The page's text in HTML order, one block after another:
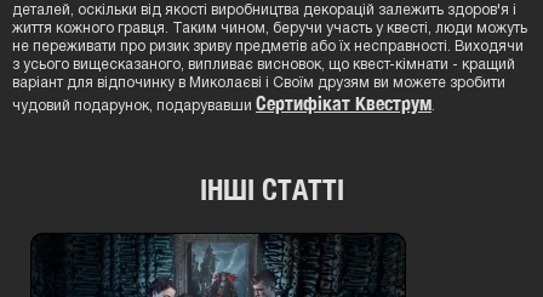
деталей, оскільки від якості виробництва декорацій залежить здоров'я і
життя кожного гравця. Таким чином, беручи участь у квесті, люди можуть
не переживати про ризик зриву предметів або їх несправності. Виходячи
з усього вищесказаного, випливає висновок, що квест-кімнати - кращий
варіант для відпочинку в Миколаєві і Своїм друзям ви можете зробити
чудовий подарунок, подарувавши Сертифікат Квеструм
ІНШІ СТАТТІ